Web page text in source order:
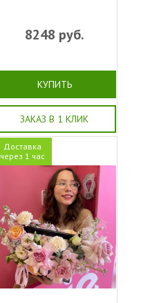
8248 руб.
КУПИТЬ
ЗАКАЗ В 1 КЛИК
Доставка
через 1 час